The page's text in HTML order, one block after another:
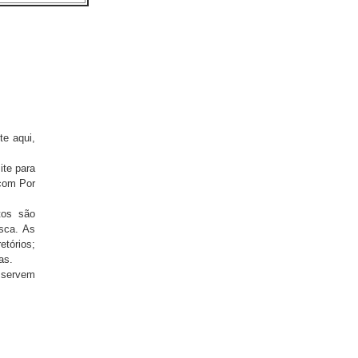
aqui,
para
Por
são
As